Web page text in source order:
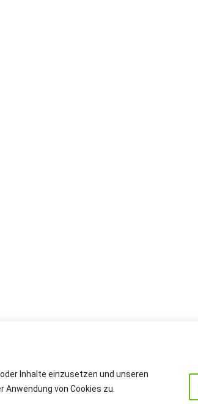
Inhalte einzusetzen und unseren
Anwendung von Cookies zu.